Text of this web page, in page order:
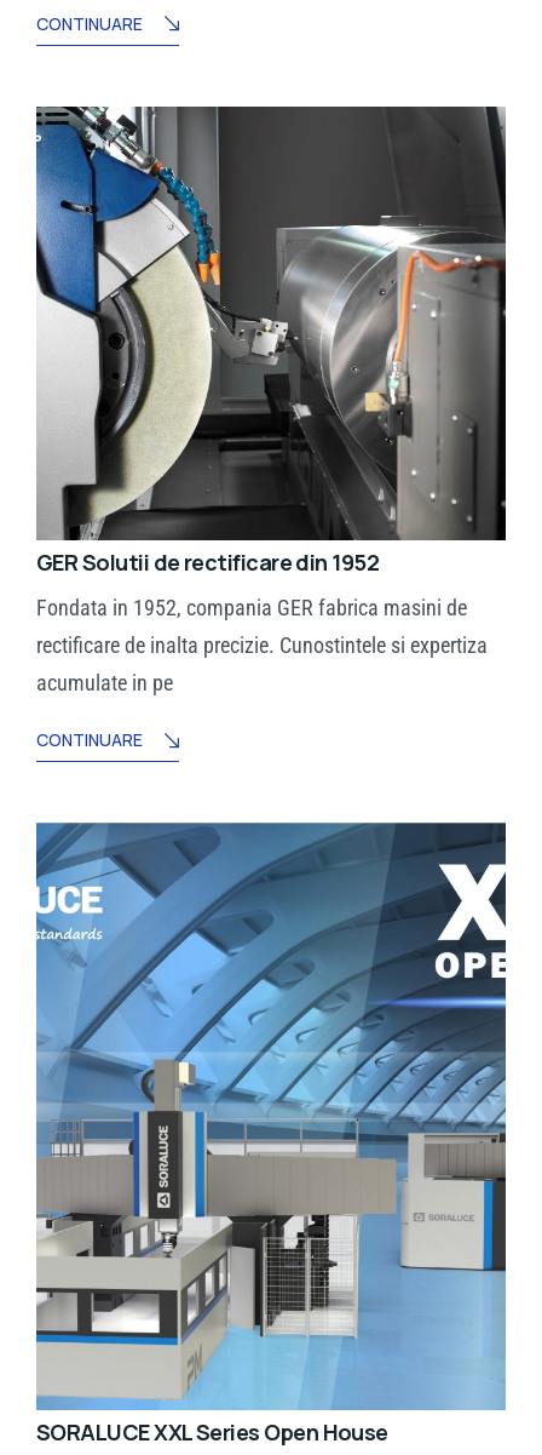
CONTINUARE
GER Solutii de rectificare din 1952
Fondata in 1952, compania GER fabrica masini de
rectificare de inalta precizie. Cunostintele si expertiza
acumulate in pe
CONTINUARE
SORALUCE XXL Series Open House